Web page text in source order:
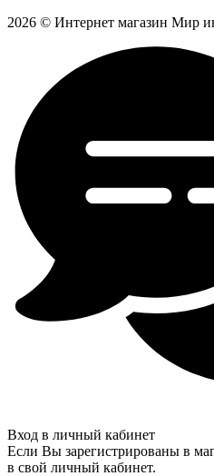
2026 © Интернет магазин Мир
Вход в личный кабинет
Если Вы зарегистрированы в
в свой личный кабинет.